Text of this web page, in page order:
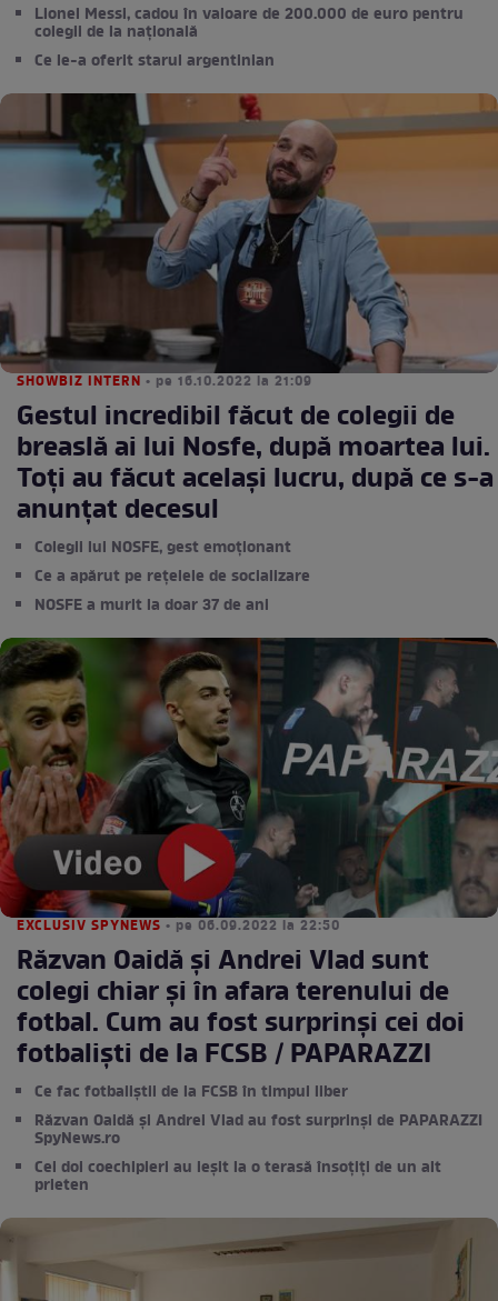
Lionel Messi, cadou în valoare de 200.000 de euro pentru
colegii de la națională
Ce le-a oferit starul argentinian
SHOWBIZ INTERN • pe 16.10.2022 la 21:09
Gestul incredibil făcut de colegii de
breaslă ai lui Nosfe, după moartea lui.
Toți au făcut același lucru, după ce s-a
anunțat decesul
Colegii lui NOSFE, gest emoționant
Ce a apărut pe rețelele de socializare
NOSFE a murit la doar 37 de ani
EXCLUSIV SPYNEWS • pe 06.09.2022 la 22:50
Răzvan Oaidă și Andrei Vlad sunt
colegi chiar și în afara terenului de
fotbal. Cum au fost surprinși cei doi
fotbaliști de la FCSB / PAPARAZZI
Ce fac fotbaliștii de la FCSB în timpul liber
Răzvan Oaidă și Andrei Vlad au fost surprinși de PAPARAZZI
SpyNews.ro
Cei doi coechipieri au ieșit la o terasă însoțiți de un alt
prieten